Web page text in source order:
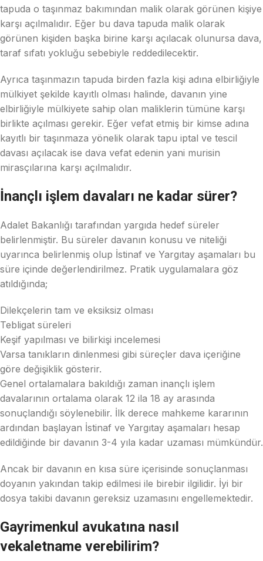
tapuda o taşınmaz bakımından malik olarak görünen kişiye
karşı açılmalıdır. Eğer bu dava tapuda malik olarak
görünen kişiden başka birine karşı açılacak olunursa dava,
taraf sıfatı yokluğu sebebiyle reddedilecektir.
Ayrıca taşınmazın tapuda birden fazla kişi adına elbirliğiyle
mülkiyet şekilde kayıtlı olması halinde, davanın yine
elbirliğiyle mülkiyete sahip olan maliklerin tümüne karşı
birlikte açılması gerekir. Eğer vefat etmiş bir kimse adına
kayıtlı bir taşınmaza yönelik olarak tapu iptal ve tescil
davası açılacak ise dava vefat edenin yani murisin
mirasçılarına karşı açılmalıdır.
İnançlı işlem davaları ne kadar sürer?
Adalet Bakanlığı tarafından yargıda hedef süreler
belirlenmiştir. Bu süreler davanın konusu ve niteliği
uyarınca belirlenmiş olup İstinaf ve Yargıtay aşamaları bu
süre içinde değerlendirilmez. Pratik uygulamalara göz
atıldığında;
Dilekçelerin tam ve eksiksiz olması
Tebligat süreleri
Keşif yapılması ve bilirkişi incelemesi
Varsa tanıkların dinlenmesi gibi süreçler dava içeriğine
göre değişiklik gösterir.
Genel ortalamalara bakıldığı zaman inançlı işlem
davalarının ortalama olarak 12 ila 18 ay arasında
sonuçlandığı söylenebilir. İlk derece mahkeme kararının
ardından başlayan İstinaf ve Yargıtay aşamaları hesap
edildiğinde bir davanın 3-4 yıla kadar uzaması mümkündür.
Ancak bir davanın en kısa süre içerisinde sonuçlanması
doyanın yakından takip edilmesi ile birebir ilgilidir. İyi bir
dosya takibi davanın gereksiz uzamasını engellemektedir.
Gayrimenkul avukatına nasıl
vekaletname verebilirim?